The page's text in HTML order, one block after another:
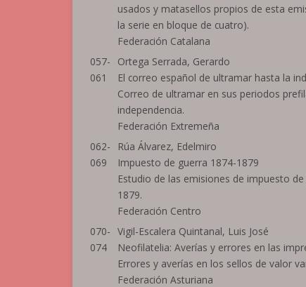
usados y matasellos propios de esta
la serie en bloque de cuatro).
Federación Catalana
057-
061
Ortega Serrada, Gerardo
El correo español de ultramar hasta la
Correo de ultramar en sus periodos
independencia.
Federación Extremeña
062-
069
Rúa Álvarez, Edelmiro
Impuesto de guerra 1874-1879
Estudio de las emisiones de impuesto
1879.
Federación Centro
070-
074
Vigil-Escalera Quintanal, Luis José
Neofilatelia: Averías y errores en las
Errores y averías en los sellos de valor
Federación Asturiana